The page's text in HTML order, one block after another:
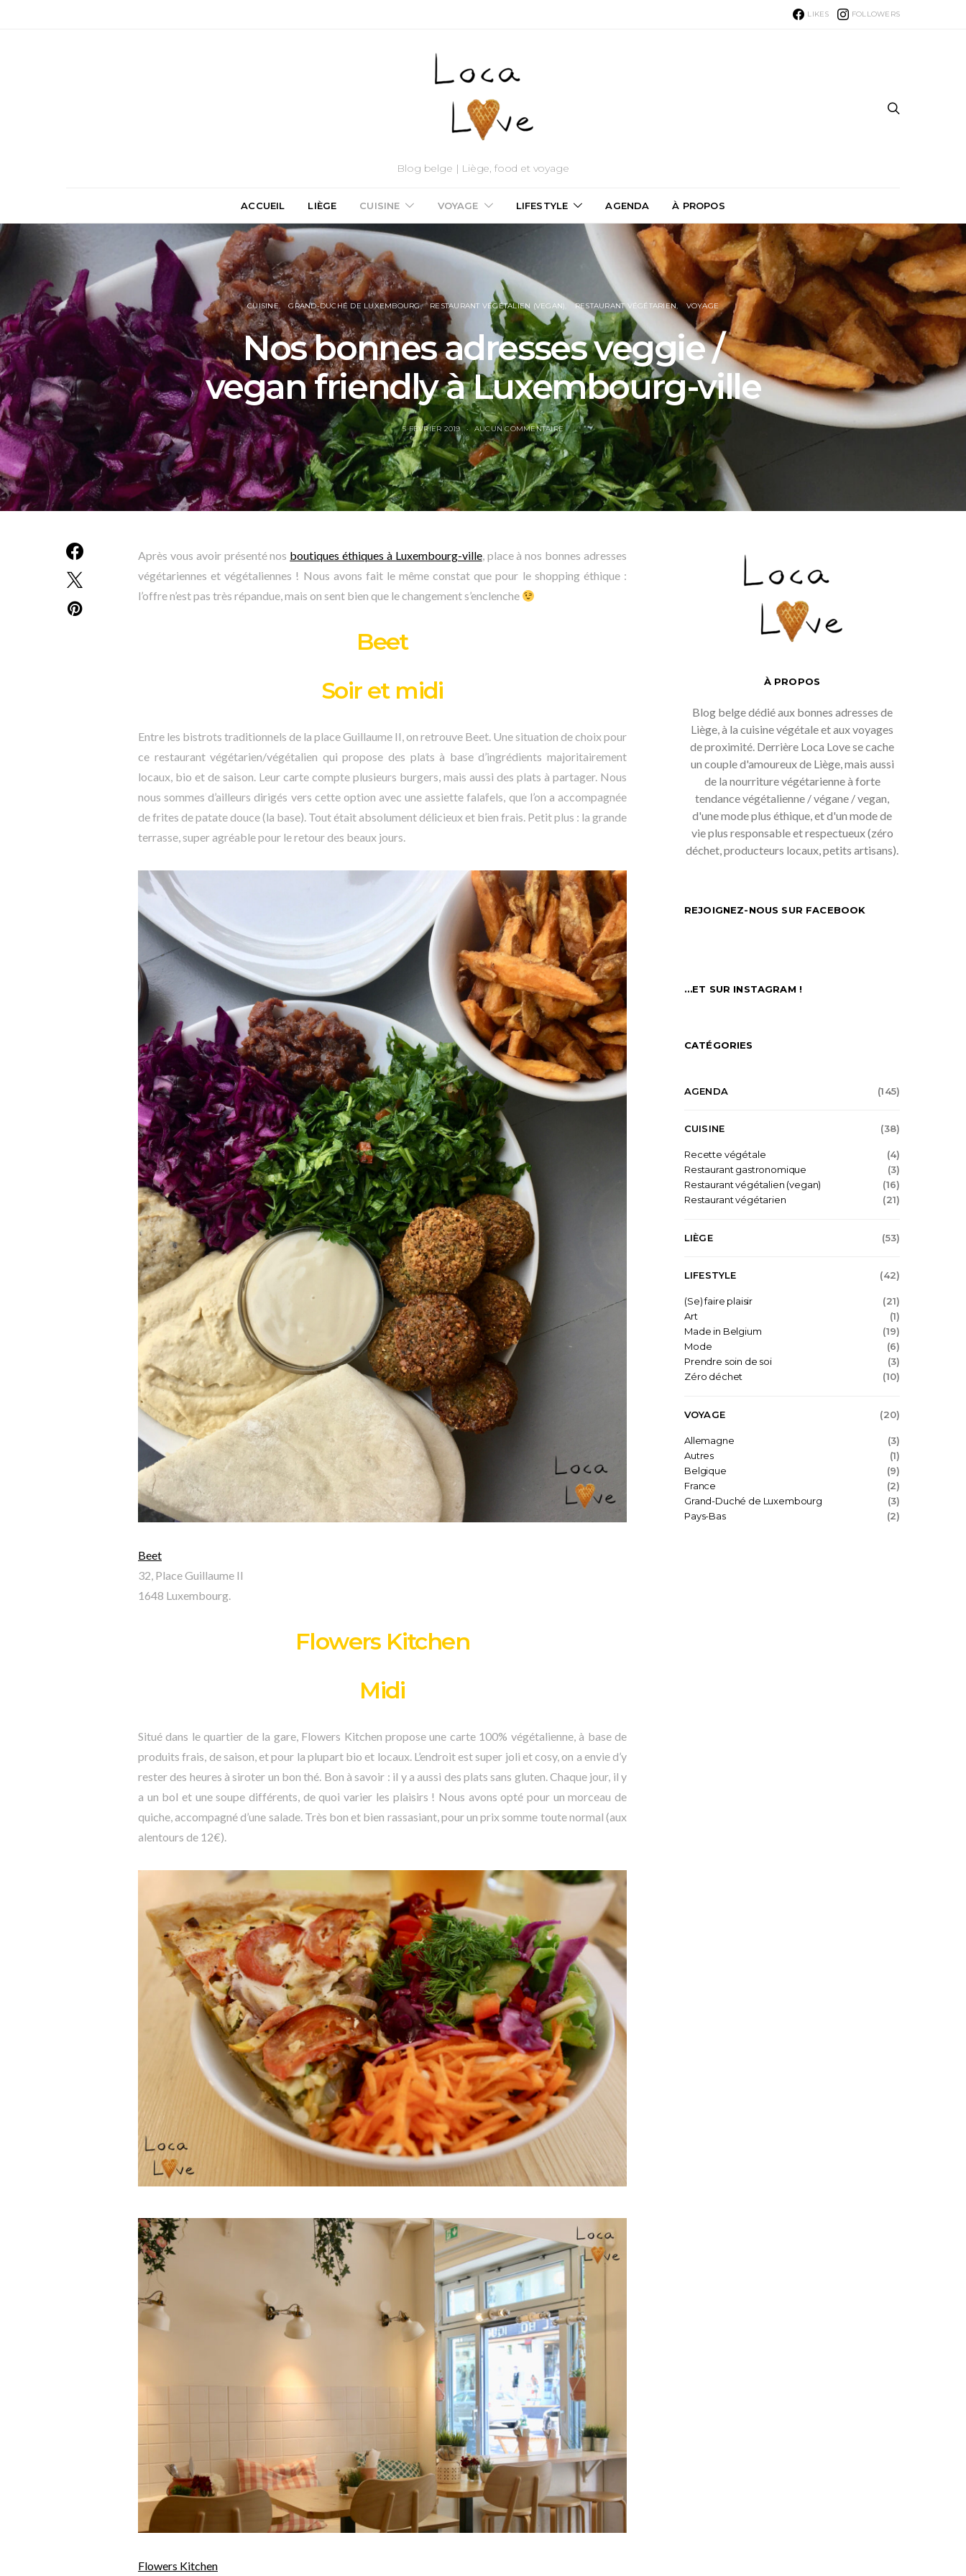
LIKES FOLLOWERS
Blog belge | Liège, food et voyage
ACCUEIL LIÈGE CUISINE VOYAGE LIFESTYLE AGENDA À PROPOS
CUISINE GRAND-DUCHÉ DE LUXEMBOURG RESTAURANT VÉGÉTALIEN (VEGAN) RESTAURANT VÉGÉTARIEN VOYAGE
Nos bonnes adresses veggie /
vegan friendly à Luxembourg-ville
5 FÉVRIER 2019 AUCUN COMMENTAIRE
Après vous avoir présenté nos boutiques éthiques à Luxembourg-ville, place à nos bonnes adresses
végétariennes et végétaliennes ! Nous avons fait le même constat que pour le shopping éthique :
l’offre n’est pas très répandue, mais on sent bien que le changement s’enclenche
Beet
Soir et midi
Entre les bistrots traditionnels de la place Guillaume II, on retrouve Beet. Une situation de choix pour
ce restaurant végétarien/végétalien qui propose des plats à base d’ingrédients majoritairement
locaux, bio et de saison. Leur carte compte plusieurs burgers, mais aussi des plats à partager. Nous
nous sommes d’ailleurs dirigés vers cette option avec une assiette falafels, que l’on a accompagnée
de frites de patate douce (la base). Tout était absolument délicieux et bien frais. Petit plus : la grande
terrasse, super agréable pour le retour des beaux jours.
Beet
32, Place Guillaume II
1648 Luxembourg.
Flowers Kitchen
Midi
Situé dans le quartier de la gare, Flowers Kitchen propose une carte 100% végétalienne, à base de
produits frais, de saison, et pour la plupart bio et locaux. L’endroit est super joli et cosy, on a envie d’y
rester des heures à siroter un bon thé. Bon à savoir : il y a aussi des plats sans gluten. Chaque jour, il y
a un bol et une soupe différents, de quoi varier les plaisirs ! Nous avons opté pour un morceau de
quiche, accompagné d’une salade. Très bon et bien rassasiant, pour un prix somme toute normal (aux
alentours de 12€).
Flowers Kitchen
À PROPOS
Blog belge dédié aux bonnes adresses de
Liège, à la cuisine végétale et aux voyages
de proximité. Derrière Loca Love se cache
un couple d'amoureux de Liège, mais aussi
de la nourriture végétarienne à forte
tendance végétalienne / végane / vegan,
d'une mode plus éthique, et d'un mode de
vie plus responsable et respectueux (zéro
déchet, producteurs locaux, petits artisans).
REJOIGNEZ-NOUS SUR FACEBOOK
…ET SUR INSTAGRAM !
CATÉGORIES
AGENDA (145)
CUISINE (38)
Recette végétale
(4)
Restaurant gastronomique
(3)
Restaurant végétalien (vegan)
(16)
Restaurant végétarien
(21)
LIÈGE (53)
LIFESTYLE (42)
(Se) faire plaisir
(21)
Art
(1)
Made in Belgium
(19)
Mode
(6)
Prendre soin de soi
(3)
Zéro déchet
(10)
VOYAGE (20)
Allemagne
(3)
Autres
(1)
Belgique
(9)
France
(2)
Grand-Duché de Luxembourg
(3)
Pays-Bas
(2)